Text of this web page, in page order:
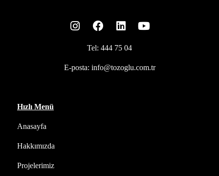
Tel: 444 75 04
E-posta: info@tozoglu.com.tr
Hızlı Menü
Anasayfa
Hakkımızda
Projelerimiz